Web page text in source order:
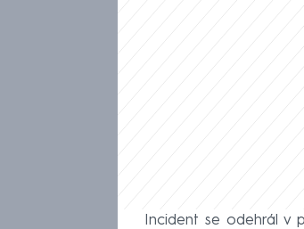
Incident se odehrál v